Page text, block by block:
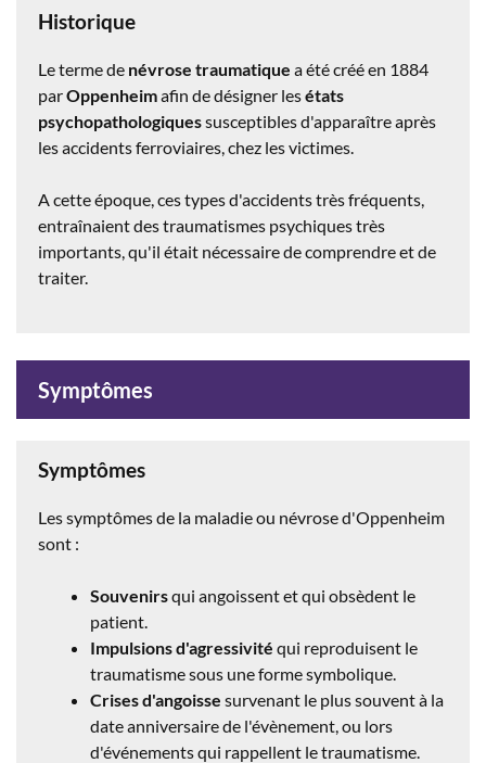
Historique
Le terme de névrose traumatique a été créé en 1884
parOppenheimafin de désigner lesétats
psychopathologiquessusceptibles d'apparaître après
les accidents ferroviaires, chez les victimes.
A cette époque, ces types d'accidents très fréquents,
entraînaient des traumatismes psychiques très
importants, qu'il était nécessaire de comprendre et de
traiter.
Symptômes
Symptômes
Les symptômes de la maladie ou névrose d'Oppenheim
sont :
Souvenirsqui angoissent et qui obsèdent le
patient.
Impulsions d'agressivité qui reproduisent le
traumatisme sous une forme symbolique.
Crises d'angoisse survenant le plus souvent à la
date anniversaire de l'évènement, ou lors
d'événements qui rappellent le traumatisme.